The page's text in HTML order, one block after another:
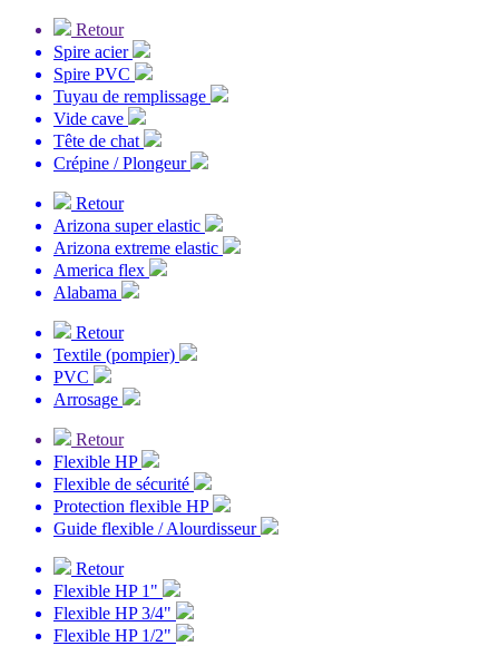
Retour
Spire acier
Spire PVC
Tuyau de remplissage
Vide cave
Tête de chat
Crépine / Plongeur
Retour
Arizona super elastic
Arizona extreme elastic
America flex
Alabama
Retour
Textile (pompier)
PVC
Arrosage
Retour
Flexible HP
Flexible de sécurité
Protection flexible HP
Guide flexible / Alourdisseur
Retour
Flexible HP 1"
Flexible HP 3/4"
Flexible HP 1/2"